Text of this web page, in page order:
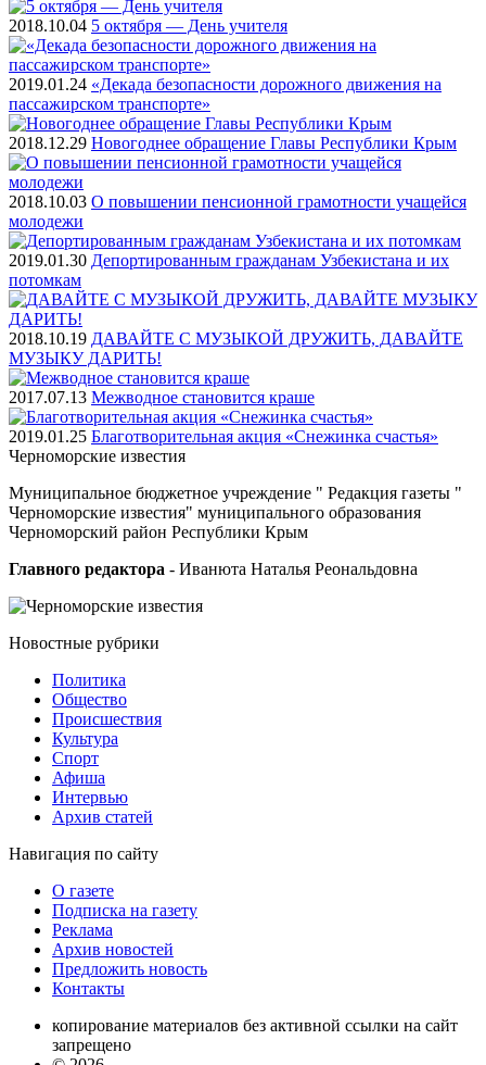
2018.10.04 5 октября — День учителя
2019.01.24 «Декада безопасности дорожного движения на
пассажирском транспорте»
2018.12.29 Новогоднее обращение Главы Республики Крым
2018.10.03 О повышении пенсионной грамотности учащейся
молодежи
2019.01.30 Депортированным гражданам Узбекистана и их
потомкам
2018.10.19 ДАВАЙТЕ С МУЗЫКОЙ ДРУЖИТЬ, ДАВАЙТЕ
МУЗЫКУ ДАРИТЬ!
2017.07.13 Межводное становится краше
2019.01.25 Благотворительная акция «Снежинка счастья»
Черноморские известия
Муниципальное бюджетное учреждение " Редакция газеты "
Черноморские известия" муниципального образования
Черноморский район Республики Крым
Главного редактора - Иванюта Наталья Реональдовна
Новостные рубрики
Политика
Общество
Проиcшествия
Культура
Спорт
Афиша
Интервью
Архив статей
Навигация по сайту
О газете
Подписка на газету
Реклама
Архив новостей
Предложить новость
Контакты
копирование материалов без активной ссылки на сайт
запрещено